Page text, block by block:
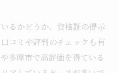
るかどうか、資格証の提示
コミや評判のチェックも有
多摩市で高評価を得ている